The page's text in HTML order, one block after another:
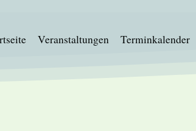
Veranstaltungen Terminkalender